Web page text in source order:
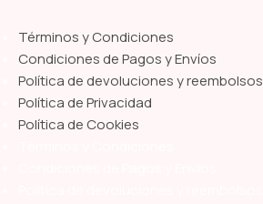
Términos y Condiciones
Condiciones de Pagos y Envíos
Política de devoluciones y reembolsos
Política de Privacidad
Política de Cookies